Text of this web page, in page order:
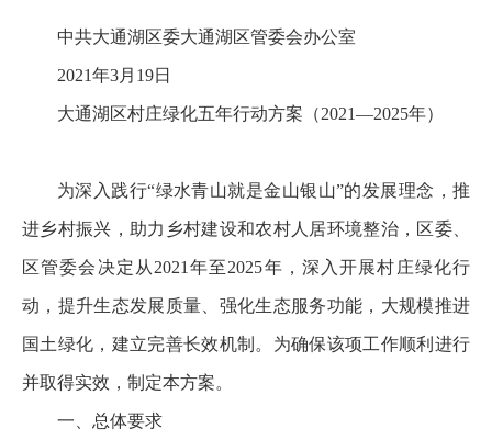
中共大通湖区委大通湖区管委会办公室
2021年3月19日
大通湖区村庄绿化五年行动方案（2021—2025年）
为深入践行“绿水青山就是金山银山”的发展理念，推
进乡村振兴，助力乡村建设和农村人居环境整治，区委、
区管委会决定从2021年至2025年，深入开展村庄绿化行
动，提升生态发展质量、强化生态服务功能，大规模推进
国土绿化，建立完善长效机制。为确保该项工作顺利进行
并取得实效，制定本方案。
一、总体要求